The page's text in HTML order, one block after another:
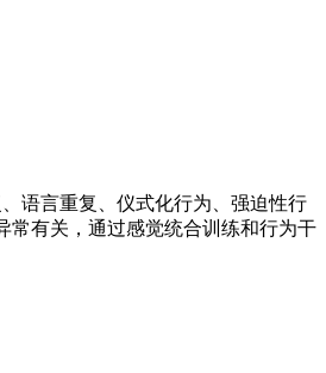
语言重复、仪式化行为、强迫性行
常有关，通过感觉统合训练和行为干